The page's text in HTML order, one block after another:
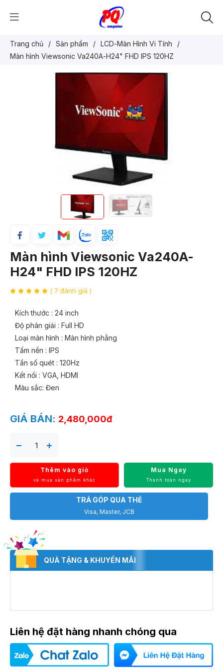
Trang chủ / Sản phẩm / LCD-Màn Hình Vi Tính
/
Màn hình Viewsonic Va240A-H24" FHD IPS 120HZ
Màn hình Viewsonic Va240A-
H24" FHD IPS 120HZ
( 7 đánh giá )
Kích thước : 24 inch
Độ phân giải : Full HD
Loại màn hình : Màn hình phẳng
Tấm nền : IPS
Tần số quét : 120Hz
Kết nối : VGA, HDMI
Màu sắc: Đen
GIÁ BÁN: 2,480,000đ
Thêm vào giỏ
và mua sản phẩm khác
Mua Ngay
Thanh toán ngay
TRẢ GÓP QUA THẺ
Visa, Master, JCB
QUÀ TẶNG & KHUYẾN MÃI
Liên hệ đặt hàng nhanh chóng qua